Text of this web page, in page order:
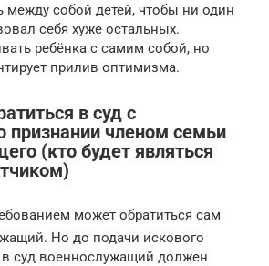
между собой детей, чтобы ни один
себя хуже остальных.
ребёнка с самим собой, но
прилив оптимизма.
в суд с
признании членом семьи
(кто будет являться
может обратиться сам
Но до подачи искового
в суд военнослужащий должен